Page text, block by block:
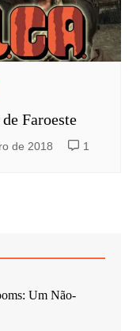
Faroeste
de 2018 1
Um Não-